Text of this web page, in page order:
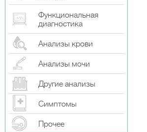
Функциональная
диагностика
Анализы крови
Анализы мочи
Другие анализы
Симптомы
Прочeе